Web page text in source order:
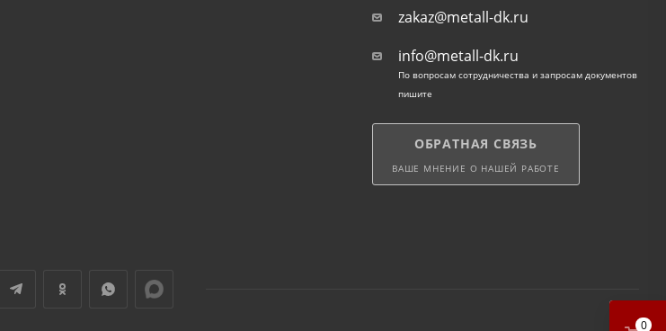
zakaz@metall-dk.ru
info@metall-dk.ru
По вопросам сотрудничества и запросам документов
пишите
ОБРАТНАЯ СВЯЗЬ
ВАШЕ МНЕНИЕ О НАШЕЙ РАБОТЕ
0